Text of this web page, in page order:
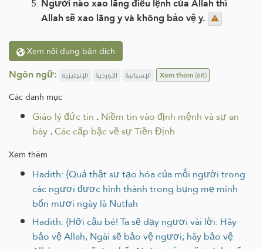
Allah sẽ xao lãng y và không bảo vệ y.
Xem nội dung bản dịch
Ngôn ngữ: الإنجليزية الأوردية الإسبانية Xem thêm(68)
Các danh mục
Giáo lý đức tin .Niềm tin vào định mệnh và sự an
bày.Các cấp bậc về sự Tiền Định
Xem thêm
Hadith: {Quả thật sự tạo hóa của mỗi người trong
các ngươi được hình thành trong bụng mẹ mình
bốn mươi ngày là Nutfah
Hadith: {Hỡi cậu bé! Ta sẽ dạy ngươi vài lời: Hãy
bảo vệ Allah, Ngài sẽ bảo vệ ngươi; hãy bảo vệ